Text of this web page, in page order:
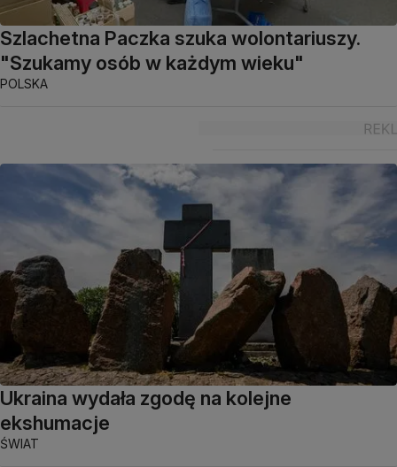
Szlachetna Paczka szuka wolontariuszy.
"Szukamy osób w każdym wieku"
POLSKA
Ukraina wydała zgodę na kolejne
ekshumacje
ŚWIAT